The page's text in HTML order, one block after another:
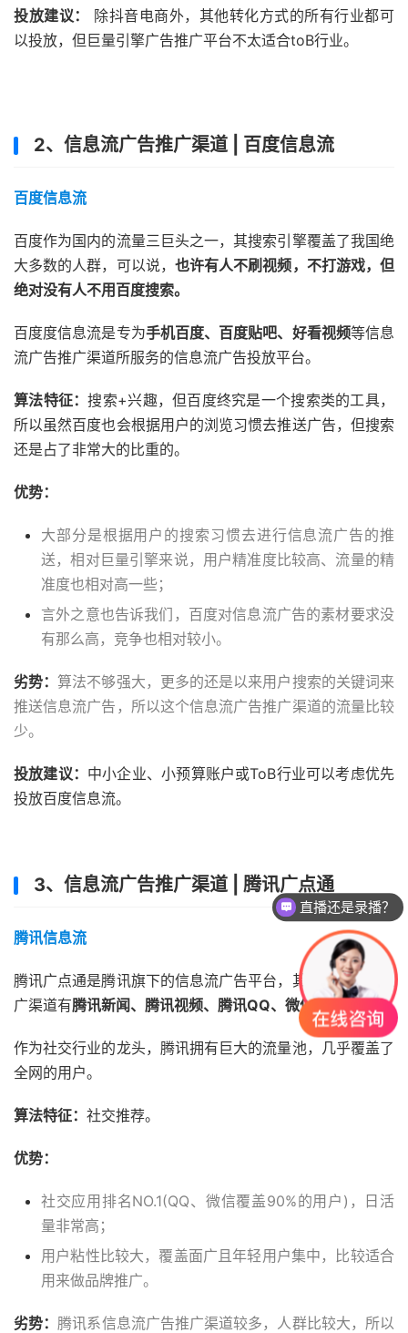
投放建议：
除抖音电商外，其他转化方式的所有行业都可
以投放，但巨量引擎广告推广平台不太适合toB行业。
2、信息流广告推广渠道 | 百度信息流
百度信息流
百度作为国内的流量三巨头之一，其搜索引擎覆盖了我国绝
大多数的人群，可以说， 也许有人不刷视频，不打游戏，但
绝对没有人不用百度搜索。
百度度信息流是专为手机百度、百度贴吧、好看视频等信息
流广告推广渠道所服务的信息流广告投放平台。
算法特征：搜索+兴趣，但百度终究是一个搜索类的工具，
所以虽然百度也会根据用户的浏览习惯去推送广告，但搜索
还是占了非常大的比重的。
优势：
大部分是根据用户的搜索习惯去进行信息流广告的推
送，相对巨量引擎来说，用户精准度比较高、流量的精
准度也相对高一些；
言外之意也告诉我们，百度对信息流广告的素材要求没
有那么高，竞争也相对较小。
劣势：算法不够强大，更多的还是以来用户搜索的关键词来
推送信息流广告，所以这个信息流广告推广渠道的流量比较
少。
投放建议： 中小企业、小预算账户或ToB行业可以考虑优先
投放百度信息流。
3、信息流广告推广渠道 | 腾讯广点通
腾讯信息流
腾讯广点通是腾讯旗下的信息流广告平台，其信息流广告推
广渠道有腾讯新闻、腾讯视频、腾讯QQ、微信朋友圈等。
作为社交行业的龙头，腾讯拥有巨大的流量池，几乎覆盖了
全网的用户。
算法特征： 社交推荐。
优势：
社交应用排名NO.1(QQ、微信覆盖90%的用户)，日活
量非常高；
用户粘性比较大，覆盖面广且年轻用户集中，比较适合
用来做品牌推广。
劣势：腾讯系信息流广告推广渠道较多，人群比较大，所以
直播还是录播？